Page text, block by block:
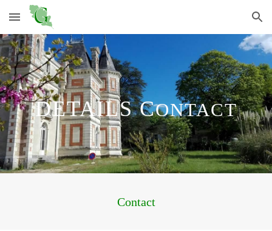
Skip to main content Skip to navigation
DETAILS CONTACT
Contact